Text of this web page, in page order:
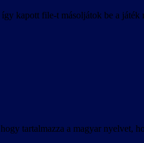
kapott file-t másoljátok be a játék
tartalmazza a magyar nyelvet,